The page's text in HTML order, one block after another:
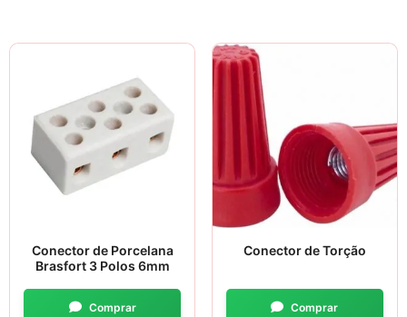
Conector de Porcelana
Brasfort 3 Polos 6mm
Conector de Torção